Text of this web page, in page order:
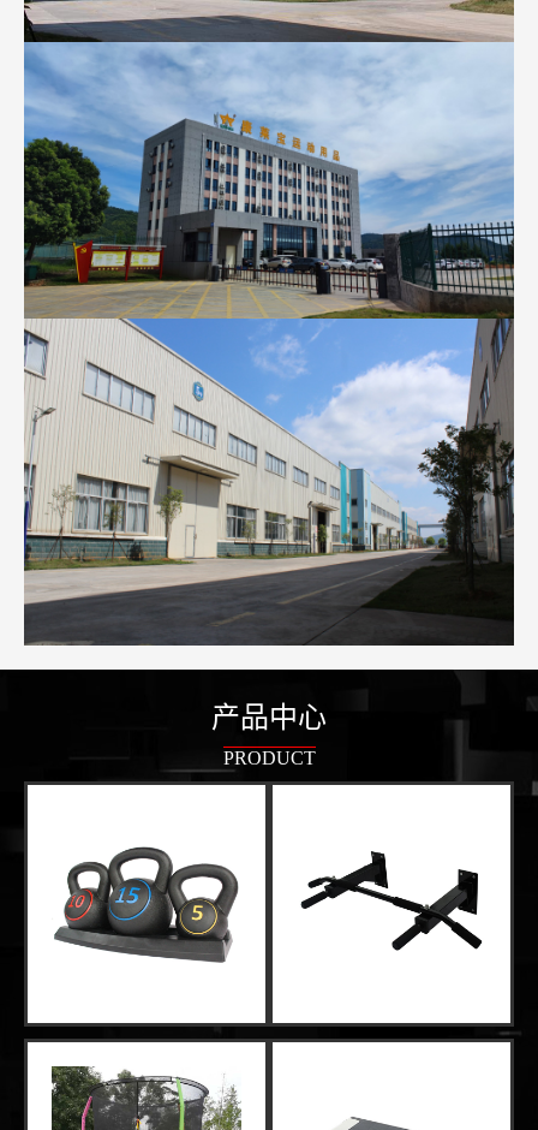
产品中心
PRODUCT